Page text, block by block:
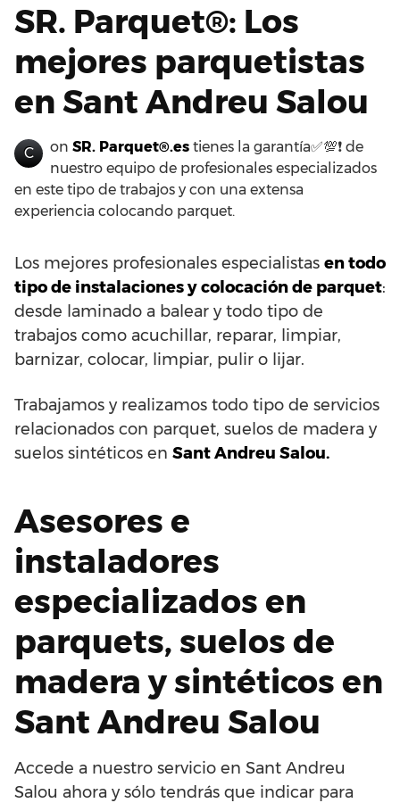
SR. Parquet®: Los
mejores parquetistas
en Sant Andreu Salou
C on SR. Parquet®.es tienes la garantía✅💯❗ de
nuestro equipo de profesionales especializados
en este tipo de trabajos y con una extensa
experiencia colocando parquet.
Los mejores profesionales especialistas en todo
tipo de instalaciones y colocación de parquet:
desde laminado a balear y todo tipo de
trabajos como acuchillar, reparar, limpiar,
barnizar, colocar, limpiar, pulir o lijar.
Trabajamos y realizamos todo tipo de servicios
relacionados con parquet, suelos de madera y
suelos sintéticos en Sant Andreu Salou.
Asesores e
instaladores
especializados en
parquets, suelos de
madera y sintéticos en
Sant Andreu Salou
Accede a nuestro servicio en Sant Andreu
Salou ahora y sólo tendrás que indicar para